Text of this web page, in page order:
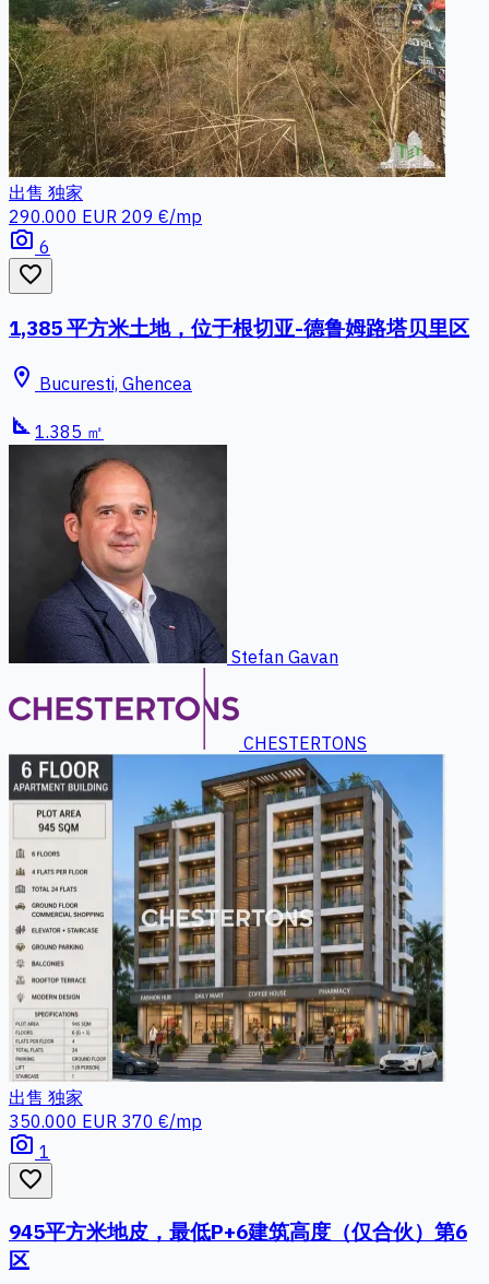
出售 独家
290.000 EUR 209 €/mp
photo_camera 6
favorite_border
1,385 平方米土地，位于根切亚-德鲁姆路塔贝里区
location_on Bucuresti, Ghencea
square_foot 1.385 ㎡
Stefan Gavan
CHESTERTONS
出售 独家
350.000 EUR 370 €/mp
photo_camera 1
favorite_border
945平方米地皮，最低P+6建筑高度（仅合伙）第6
区